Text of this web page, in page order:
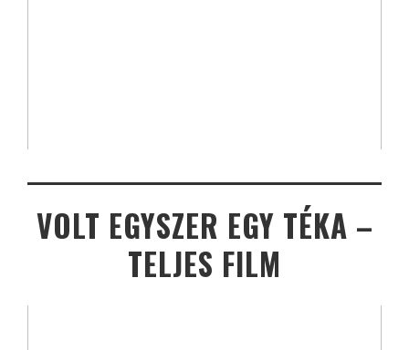
VOLT EGYSZER EGY TÉKA –
TELJES FILM